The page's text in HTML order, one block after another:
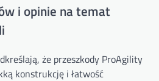
i opinie na temat
że przeszkody ProAgility
konstrukcję i łatwość